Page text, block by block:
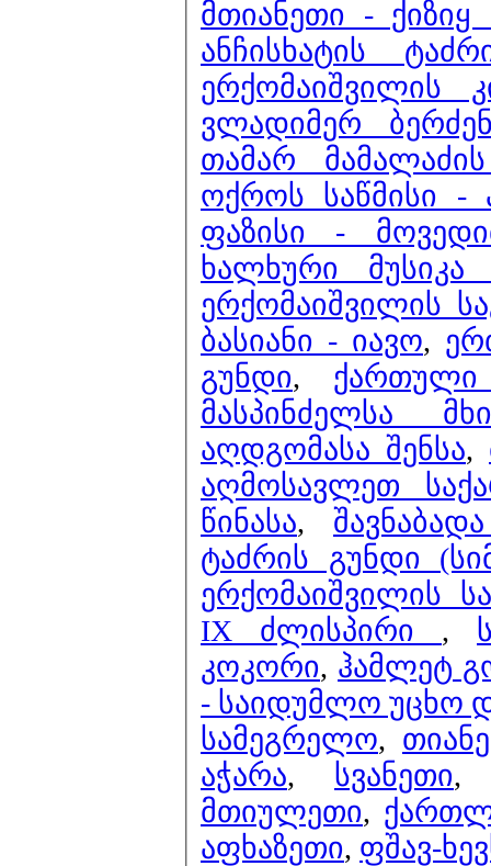
მთიანეთი -
ანჩისხატის
ერქომაიშვილის
ვლადიმერ
თამარ
ოქროს საწმისი -
ფაზისი -
ხალხური
ერქომაიშვილის
ბასიანი - იავო, ერთი
გუნდი,
მასპინძელსა
აღდგომასა შენსა,
აღმოსავლეთ
წინასა,
ტაძრის გუნდი
ერქომაიშვილის
IX ძლისპირი ,
კოკორი, ჰამლეტ
- საიდუმლო უცხო
სამეგრელო,
აჭარა, სვანეთი
მთიულეთი,
აფხაზეთი, ფშავ-